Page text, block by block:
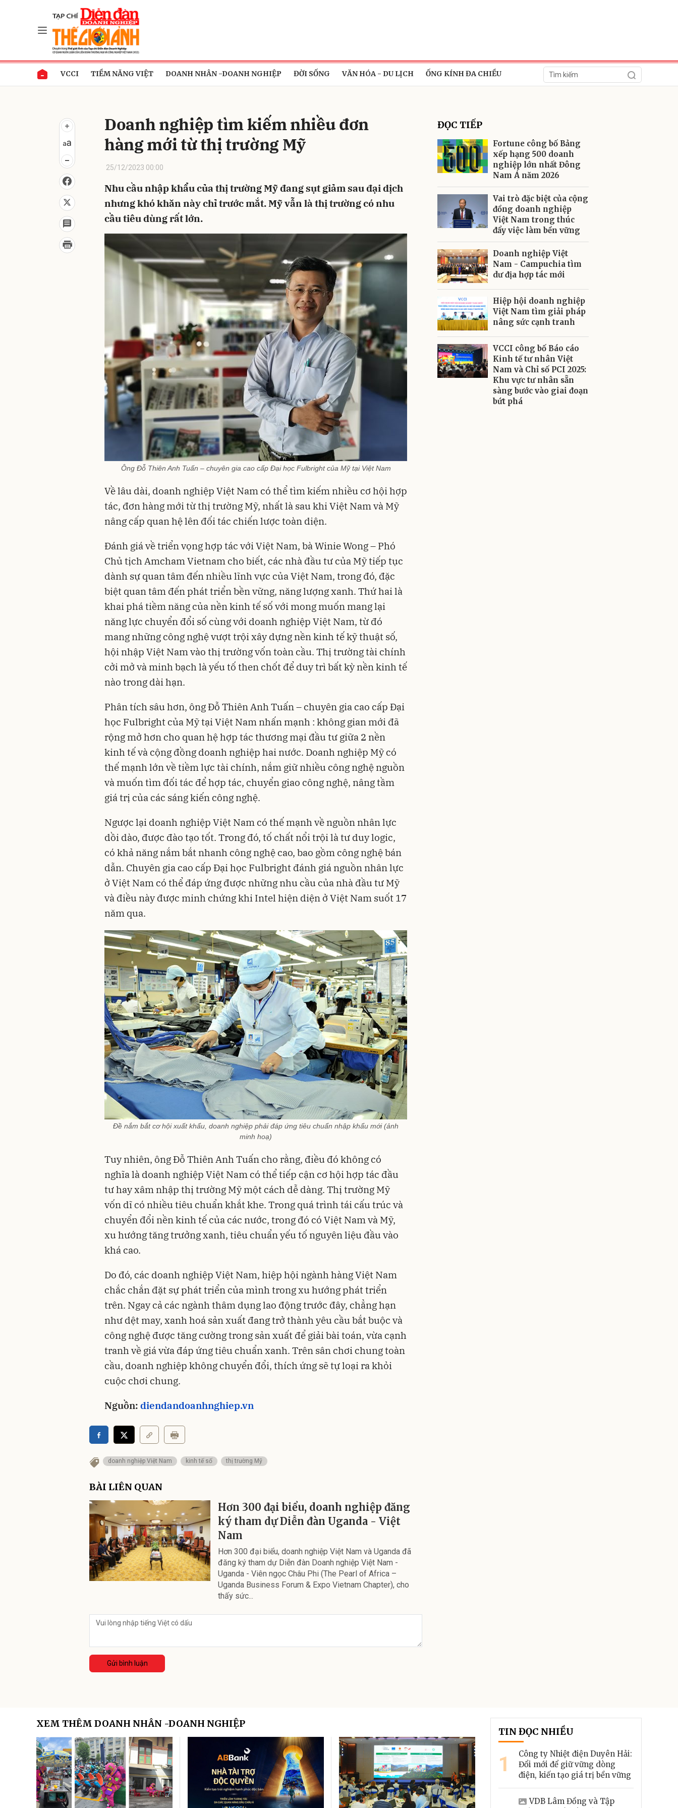
VCCI TIỀM NĂNG VIỆT DOANH NHÂN -DOANH NGHIỆP ĐỜI SỐNG VĂN HÓA - DU LỊCH ỐNG KÍNH ĐA CHIỀU
Doanh nghiệp tìm kiếm nhiều đơn
hàng mới từ thị trường Mỹ
25/12/2023 00:00
Nhu cầu nhập khẩu của thị trường Mỹ đang sụt giảm sau đại dịch
nhưng khó khăn này chỉ trước mắt. Mỹ vẫn là thị trường có nhu
cầu tiêu dùng rất lớn.
Ông Đỗ Thiên Anh Tuấn – chuyên gia cao cấp Đại học Fulbright của Mỹ tại Việt Nam
Về lâu dài, doanh nghiệp Việt Nam có thể tìm kiếm nhiều cơ hội hợp
tác, đơn hàng mới từ thị trường Mỹ, nhất là sau khi Việt Nam và Mỹ
nâng cấp quan hệ lên đối tác chiến lược toàn diện.
Đánh giá về triển vọng hợp tác với Việt Nam, bà Winie Wong – Phó
Chủ tịch Amcham Vietnam cho biết, các nhà đầu tư của Mỹ tiếp tục
dành sự quan tâm đến nhiều lĩnh vực của Việt Nam, trong đó, đặc
biệt quan tâm đến phát triển bền vững, năng lượng xanh. Thứ hai là
khai phá tiềm năng của nền kinh tế số với mong muốn mang lại
năng lực chuyển đổi số cùng với doanh nghiệp Việt Nam, từ đó
mang những công nghệ vượt trội xây dựng nền kinh tế kỹ thuật số,
hội nhập Việt Nam vào thị trường vốn toàn cầu. Thị trường tài chính
cởi mở và minh bạch là yếu tố then chốt để duy trì bất kỳ nền kinh tế
nào trong dài hạn.
Phân tích sâu hơn, ông Đỗ Thiên Anh Tuấn – chuyên gia cao cấp Đại
học Fulbright của Mỹ tại Việt Nam nhấn mạnh : không gian mới đã
rộng mở hơn cho quan hệ hợp tác thương mại đầu tư giữa 2 nền
kinh tế và cộng đồng doanh nghiệp hai nước. Doanh nghiệp Mỹ có
thế mạnh lớn về tiềm lực tài chính, nắm giữ nhiều công nghệ nguồn
và muốn tìm đối tác để hợp tác, chuyển giao công nghệ, nâng tầm
giá trị của các sáng kiến công nghệ.
Ngược lại doanh nghiệp Việt Nam có thế mạnh về nguồn nhân lực
dồi dào, được đào tạo tốt. Trong đó, tố chất nổi trội là tư duy logic,
có khả năng nắm bắt nhanh công nghệ cao, bao gồm công nghệ bán
dẫn. Chuyên gia cao cấp Đại học Fulbright đánh giá nguồn nhân lực
ở Việt Nam có thể đáp ứng được những nhu cầu của nhà đầu tư Mỹ
và điều này được minh chứng khi Intel hiện diện ở Việt Nam suốt 17
năm qua.
Đề nắm bắt cơ hội xuất khẩu, doanh nghiệp phải đáp ứng tiêu chuẩn nhập khẩu mới (ảnh
minh hoạ)
Tuy nhiên, ông Đỗ Thiên Anh Tuấn cho rằng, điều đó không có
nghĩa là doanh nghiệp Việt Nam có thể tiếp cận cơ hội hợp tác đầu
tư hay xâm nhập thị trường Mỹ một cách dễ dàng. Thị trường Mỹ
vốn dĩ có nhiều tiêu chuẩn khắt khe. Trong quá trình tái cấu trúc và
chuyển đổi nền kinh tế của các nước, trong đó có Việt Nam và Mỹ,
xu hướng tăng trưởng xanh, tiêu chuẩn yếu tố nguyên liệu đầu vào
khá cao.
Do đó, các doanh nghiệp Việt Nam, hiệp hội ngành hàng Việt Nam
chắc chắn đặt sự phát triển của mình trong xu hướng phát triển
trên. Ngay cả các ngành thâm dụng lao động trước đây, chẳng hạn
như dệt may, xanh hoá sản xuất đang trở thành yêu cầu bắt buộc và
công nghệ được tăng cường trong sản xuất để giải bài toán, vừa cạnh
tranh về giá vừa đáp ứng tiêu chuẩn xanh. Trên sân chơi chung toàn
cầu, doanh nghiệp không chuyển đổi, thích ứng sẽ tự loại ra khỏi
cuộc chơi chung.
Nguồn: diendandoanhnghiep.vn
doanh nghiệp Việt Nam kinh tế số thị trường Mỹ
BÀI LIÊN QUAN
Hơn 300 đại biểu, doanh nghiệp đăng
ký tham dự Diễn đàn Uganda - Việt
Nam
Hơn 300 đại biểu, doanh nghiệp Việt Nam và Uganda đã
đăng ký tham dự Diễn đàn Doanh nghiệp Việt Nam -
Uganda - Viên ngọc Châu Phi (The Pearl of Africa –
Uganda Business Forum & Expo Vietnam Chapter), cho
thấy sức...
Gửi bình luận
ĐỌC TIẾP
Fortune công bố Bảng
xếp hạng 500 doanh
nghiệp lớn nhất Đông
Nam Á năm 2026
Vai trò đặc biệt của cộng
đồng doanh nghiệp
Việt Nam trong thúc
đẩy việc làm bền vững
Doanh nghiệp Việt
Nam - Campuchia tìm
dư địa hợp tác mới
Hiệp hội doanh nghiệp
Việt Nam tìm giải pháp
nâng sức cạnh tranh
VCCI công bố Báo cáo
Kinh tế tư nhân Việt
Nam và Chỉ số PCI 2025:
Khu vực tư nhân sẵn
sàng bước vào giai đoạn
bứt phá
XEM THÊM DOANH NHÂN -DOANH NGHIỆP
TIN ĐỌC NHIỀU
1
Công ty Nhiệt điện Duyên Hải:
Đổi mới để giữ vững dòng
điện, kiến tạo giá trị bền vững
VDB Lâm Đồng và Tập
Gửi